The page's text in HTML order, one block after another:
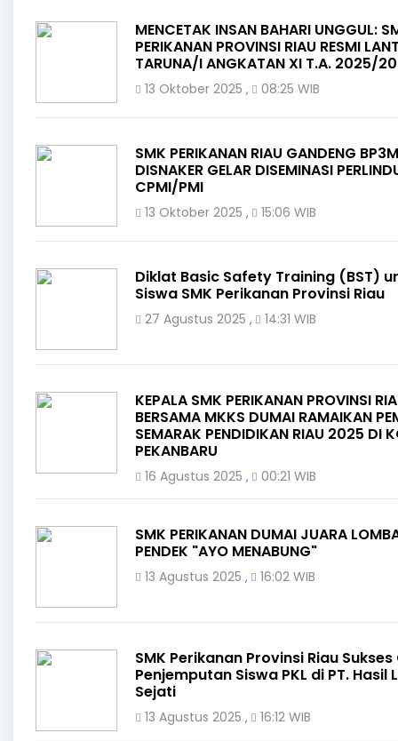
MENCETAK INSAN BAHARI UNGGUL:
PERIKANAN PROVINSI RIAU RESMI
TARUNA/I ANGKATAN XI T.A. 2025/
13 Oktober 2025 , 08:25 WIB
SMK PERIKANAN RIAU GANDENG
DISNAKER GELAR DISEMINASI
CPMI/PMI
13 Oktober 2025 , 15:06 WIB
Diklat Basic Safety Training (BST)
Siswa SMK Perikanan Provinsi Riau
27 Agustus 2025 , 14:31 WIB
KEPALA SMK PERIKANAN PROVINSI
BERSAMA MKKS DUMAI RAMAIKAN
SEMARAK PENDIDIKAN RIAU 2025 DI
PEKANBARU
16 Agustus 2025 , 00:21 WIB
SMK PERIKANAN DUMAI JUARA
PENDEK "AYO MENABUNG"
13 Agustus 2025 , 16:02 WIB
SMK Perikanan Provinsi Riau
Penjemputan Siswa PKL di PT. Hasil
Sejati
13 Agustus 2025 , 16:12 WIB